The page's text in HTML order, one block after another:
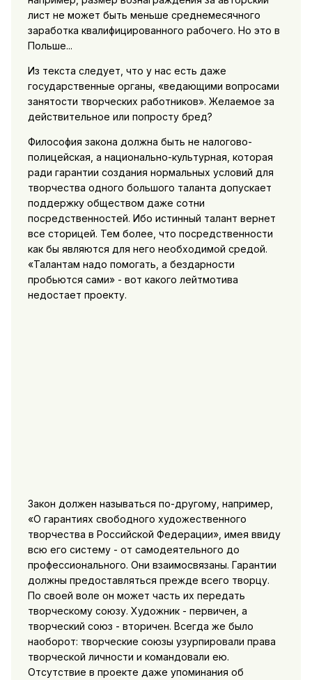
лист не может быть меньше среднемесячного
заработка квалифицированного рабочего. Но это в
Польше...
Из текста следует, что у нас есть даже
государственные органы, «ведающими вопросами
занятости творческих работников». Желаемое за
действительное или попросту бред?
Философия закона должна быть не налогово-
полицейская, а национально-культурная, которая
ради гарантии создания нормальных условий для
творчества одного большого таланта допускает
поддержку обществом даже сотни
посредственностей. Ибо истинный талант вернет
все сторицей. Тем более, что посредственности
как бы являются для него необходимой средой.
«Талантам надо помогать, а бездарности
пробьются сами» - вот какого лейтмотива
недостает проекту.
Закон должен называться по-другому, например,
«О гарантиях свободного художественного
творчества в Российской Федерации», имея ввиду
всю его систему - от самодеятельного до
профессионального. Они взаимосвязаны. Гарантии
должны предоставляться прежде всего творцу.
По своей воле он может часть их передать
творческому союзу. Художник - первичен, а
творческий союз - вторичен. Всегда же было
наоборот: творческие союзы узурпировали права
творческой личности и командовали ею.
Отсутствие в проекте даже упоминания об